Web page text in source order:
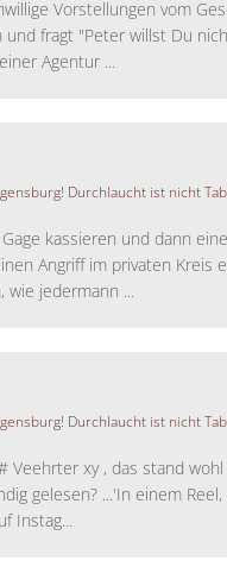
Vorstellungen vom
und fragt "Peter willst Du
Agentur ...
Durchlaucht ist nicht
kassieren und dann
Angriff im privaten Kreis
wie jedermann ...
Durchlaucht ist nicht
Veehrter xy , das stand
gelesen? ...'In einem
Instag...